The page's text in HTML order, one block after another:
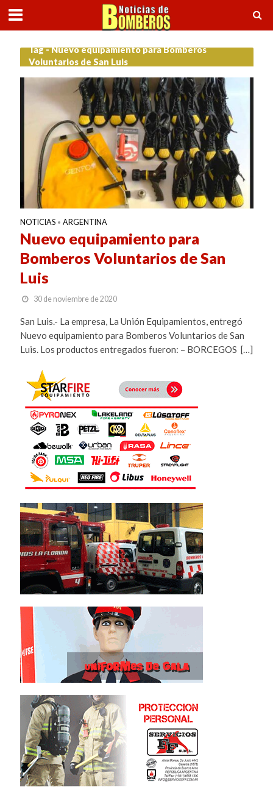
Tag - Nuevo equipamiento para Bomberos
Voluntarios de San Luis
NOTICIAS • ARGENTINA
Nuevo equipamiento para
Bomberos Voluntarios de San
Luis
30 de noviembre de 2020
San Luis.- La empresa, La Unión Equipamientos, entregó
Nuevo equipamiento para Bomberos Voluntarios de San
Luis. Los productos entregados fueron: – BORCEGOS […]